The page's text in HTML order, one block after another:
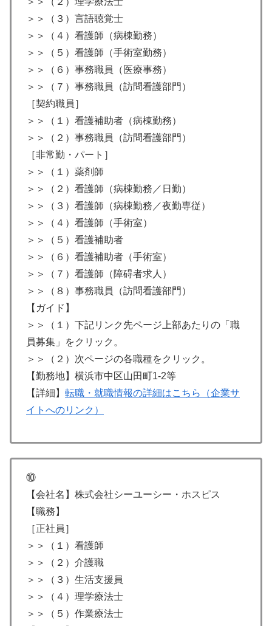
＞＞（３）言語聴覚士
＞＞（４）看護師（病棟勤務）
＞＞（５）看護師（手術室勤務）
＞＞（６）事務職員（医療事務）
＞＞（７）事務職員（訪問看護部門）
［契約職員］
＞＞（１）看護補助者（病棟勤務）
＞＞（２）事務職員（訪問看護部門）
［非常勤・パート］
＞＞（１）薬剤師
＞＞（２）看護師（病棟勤務／日勤）
＞＞（３）看護師（病棟勤務／夜勤専従）
＞＞（４）看護師（手術室）
＞＞（５）看護補助者
＞＞（６）看護補助者（手術室）
＞＞（７）看護師（障碍者求人）
＞＞（８）事務職員（訪問看護部門）
【ガイド】
＞＞（１）下記リンク先ページ上部あたりの「職
員募集」をクリック。
＞＞（２）次ページの各職種をクリック。
【勤務地】横浜市中区山田町1-2等
【詳細】 転職・就職情報の詳細はこちら（企業サ
イトへのリンク）
⑩
【会社名】株式会社シーユーシー・ホスピス
【職務】
［正社員］
＞＞（１）看護師
＞＞（２）介護職
＞＞（３）生活支援員
＞＞（４）理学療法士
＞＞（５）作業療法士